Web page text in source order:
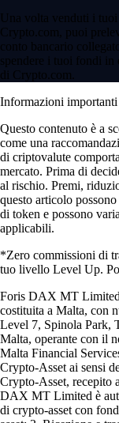
Una volta venduti i
Crypto.com, puoi
conto bancario
spendere i tuoi fondi in
di Crypto.com.
Informazioni importanti
Questo contenuto è a
come una
di criptovalute
mercato. Prima di
al rischio. Premi,
questo articolo
di token e possono
applicabili.
*Zero commissioni di
tuo livello Level Up.
Foris DAX MT Limited
costituita a Malta, con
Level 7, Spinola Park,
Malta, operante con il
Malta Financial
Crypto-Asset ai sensi
Crypto-Asset, recepito
DAX MT Limited è
di crypto-asset con